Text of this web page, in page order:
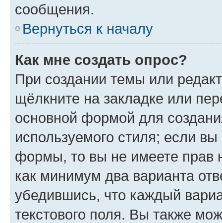
сообщения.
Вернуться к началу
Как мне создать опрос?
При создании темы или
щёлкните на закладке или
основной формой для
используемого стиля; если
формы, то вы не имеете прав
как минимум два варианта
убедившись, что каждый
текстового поля. Вы также